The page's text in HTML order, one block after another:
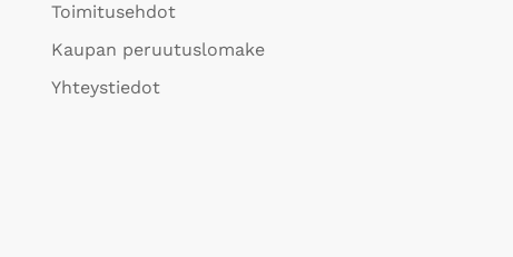
Toimitusehdot
Kaupan peruutuslomake
Yhteystiedot